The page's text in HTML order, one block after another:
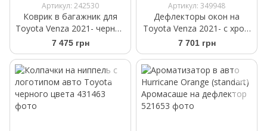
Артикул: 242530
Коврик в багажник для
Toyota Venza 2021- черный
WeatherTech 401397
7 475 грн
Артикул: 349948
Дефлекторы окон на
Toyota Venza 2021- с хром
молдингом WELLvisors 3-
847TY065
7 701 грн